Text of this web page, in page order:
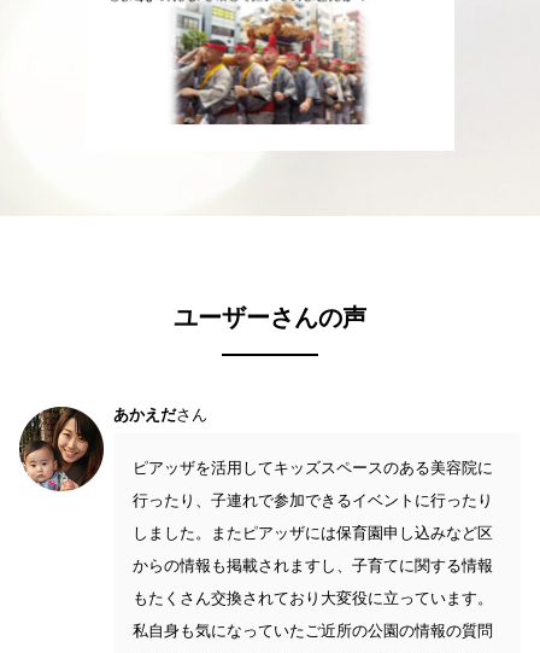
ユーザーさんの声
あかえださん
ピアッザを活用してキッズスペースのある美容院に
行ったり、子連れで参加できるイベントに行ったり
しました。またピアッザには保育園申し込みなど区
からの情報も掲載されますし、子育てに関する情報
もたくさん交換されており大変役に立っています。
私自身も気になっていたご近所の公園の情報の質問